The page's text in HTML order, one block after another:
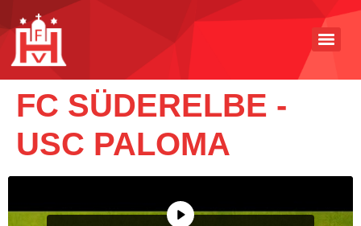
FC SÜDERELBE -
USC PALOMA